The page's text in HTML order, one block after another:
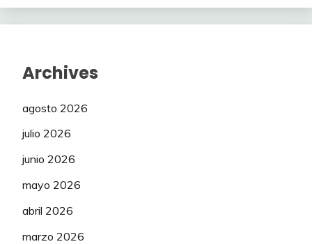
Archives
agosto 2026
julio 2026
junio 2026
mayo 2026
abril 2026
marzo 2026